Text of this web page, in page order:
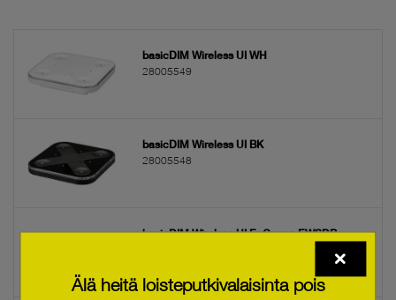
basicDIM Wireless UI WH
28005549
basicDIM Wireless UI BK
28005548
basicDIM Wireless UI EnOcean EWSDB
Älä heitä loisteputkivalaisinta pois